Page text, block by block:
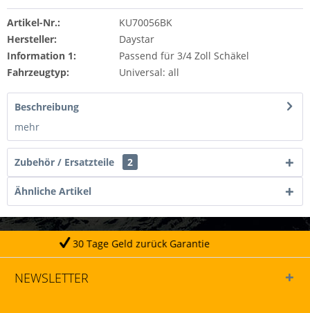
Artikel-Nr.:
KU70056BK
Hersteller:
Daystar
Information 1:
Passend für 3/4 Zoll Schäkel
Fahrzeugtyp:
Universal: all
Beschreibung
mehr
Zubehör / Ersatzteile 2
Ähnliche Artikel
Geld zurück Garantie
NEWSLETTER